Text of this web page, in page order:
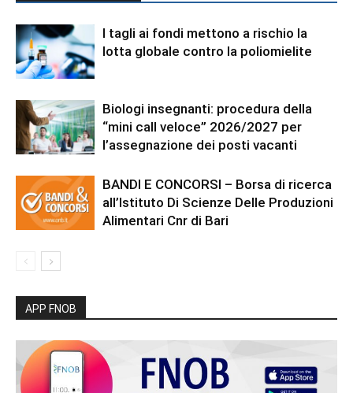
I tagli ai fondi mettono a rischio la
lotta globale contro la poliomielite
Biologi insegnanti: procedura della
“mini call veloce” 2026/2027 per
l’assegnazione dei posti vacanti
BANDI E CONCORSI – Borsa di ricerca
all’Istituto Di Scienze Delle Produzioni
Alimentari Cnr di Bari
APP FNOB